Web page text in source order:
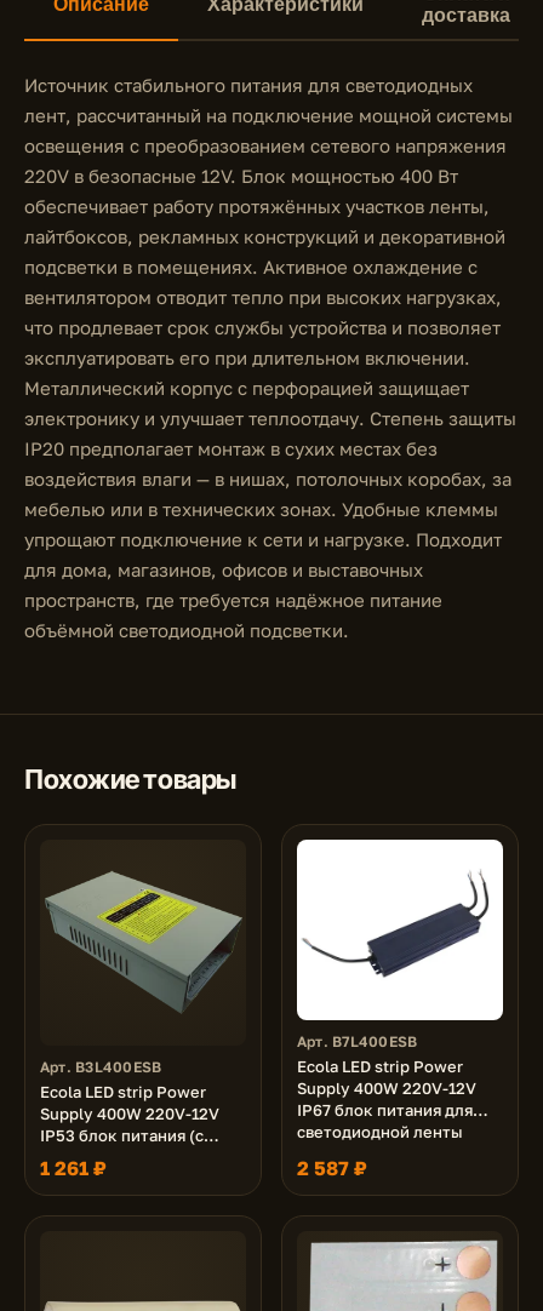
Описание Характеристики
доставка
Источник стабильного питания для светодиодных
лент, рассчитанный на подключение мощной системы
освещения с преобразованием сетевого напряжения
220V в безопасные 12V. Блок мощностью 400 Вт
обеспечивает работу протяжённых участков ленты,
лайтбоксов, рекламных конструкций и декоративной
подсветки в помещениях. Активное охлаждение с
вентилятором отводит тепло при высоких нагрузках,
что продлевает срок службы устройства и позволяет
эксплуатировать его при длительном включении.
Металлический корпус с перфорацией защищает
электронику и улучшает теплоотдачу. Степень защиты
IP20 предполагает монтаж в сухих местах без
воздействия влаги — в нишах, потолочных коробах, за
мебелью или в технических зонах. Удобные клеммы
упрощают подключение к сети и нагрузке. Подходит
для дома, магазинов, офисов и выставочных
пространств, где требуется надёжное питание
объёмной светодиодной подсветки.
Похожие товары
Арт. B3L400ESB
Ecola LED strip Power
Supply 400W 220V-12V
IP53 блок питания (с
вентилятором) для
светодиодной ленты
1 261 ₽
Арт. B7L400ESB
Ecola LED strip Power
Supply 400W 220V-12V
IP67 блок питания для
светодиодной ленты
2 587 ₽